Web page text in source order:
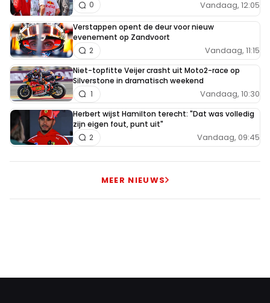
Vandaag, 12:05
0
Verstappen opent de deur voor nieuw
evenement op Zandvoort
Vandaag, 11:15
2
Niet-topfitte Veijer crasht uit Moto2-race op
Silverstone in dramatisch weekend
Vandaag, 10:30
1
Herbert wijst Hamilton terecht: "Dat was volledig
zijn eigen fout, punt uit"
Vandaag, 09:45
2
MEER NIEUWS